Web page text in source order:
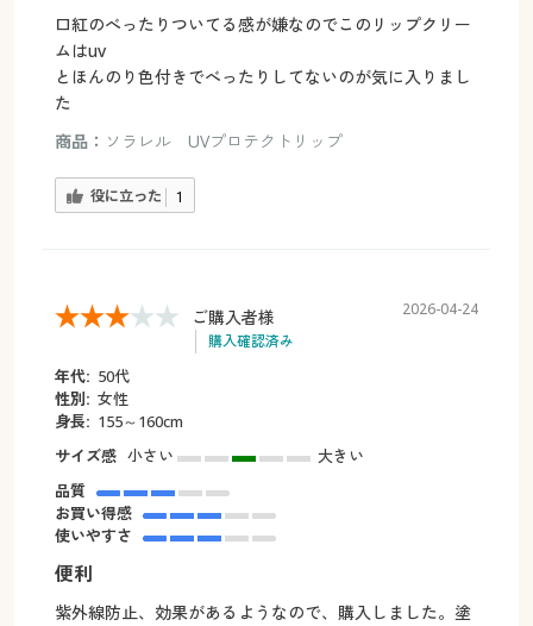
口紅のべったりついてる感が嫌なのでこのリップクリー
ムはuv
とほんのり色付きでべったりしてないのが気に入りまし
た
商品： ソラレル UVプロテクトリップ
役に立った 1
ご購入者様
購入確認済み
2026-04-24
年代: 50代
性別: 女性
身長: 155～160cm
サイズ感 小さい
大きい
品質
お買い得感
使いやすさ
便利
紫外線防止、効果があるようなので、購入しました。塗